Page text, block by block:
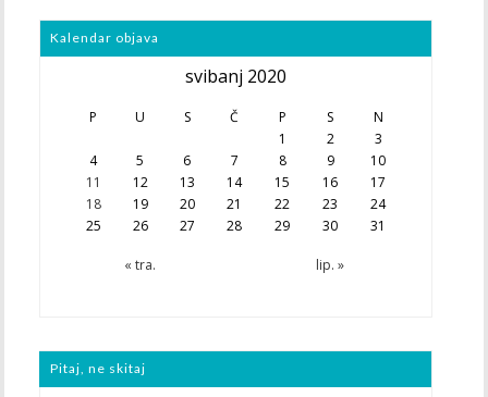
Kalendar objava
svibanj 2020
P U S Č P S N
« tra. lip. »
1 2
3
4
5 6 7 8 9
10
11
12 13 14 15 16
17
18
19 20 21 22 23
24
25
26 27 28 29 30 31
Pitaj, ne skitaj